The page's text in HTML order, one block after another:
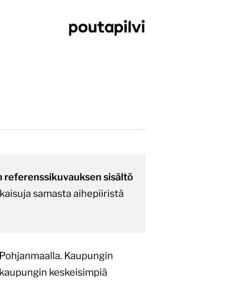
referenssikuvauksen sisältö
samasta aihepiiristä
Kaupungin
keskeisimpiä